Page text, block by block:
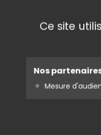
Ce site
Nos
Mesure
pour cette
septembre 2020